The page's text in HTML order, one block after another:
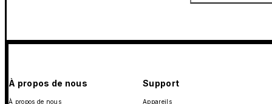
À propos de nous
À propos de nous
Support
Appareils